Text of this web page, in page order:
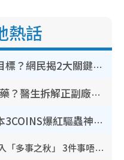
熱話
裝修拆鐵閘隨時變賊人目標？網民揭2大關鍵用途：裝新式等於白裝？附新舊鐵閘分別
網傳公院改用內地/副廠藥？醫生拆解正副廠分別 揭4類人換藥隨時出事
怕蟲人士夏日救星！日本3COINS爆紅驅蟲神器$45起 1招「全程免觸碰」輕鬆搞定小強
立秋2026｜8月7日立秋進入「多事之秋」 3件事唔做得！專家教6招開運 清枱頭／銀包納氣接好運